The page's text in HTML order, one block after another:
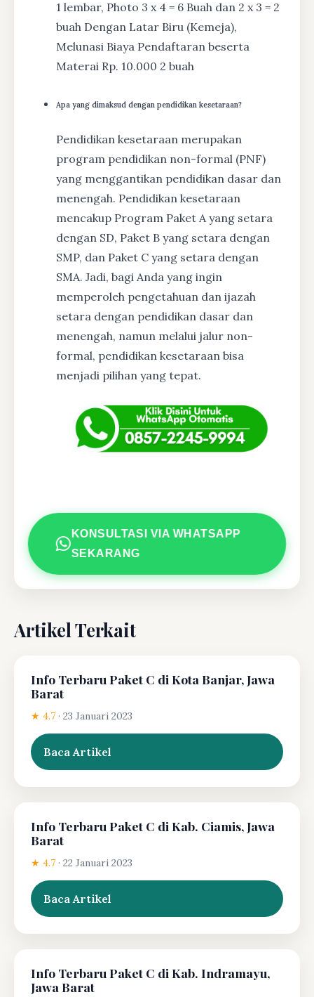
1 lembar, Photo 3 x 4 = 6 Buah dan 2 x 3 = 2
buah Dengan Latar Biru (Kemeja),
Melunasi Biaya Pendaftaran beserta
Materai Rp. 10.000 2 buah
Apa yang dimaksud dengan pendidikan kesetaraan?
Pendidikan kesetaraan merupakan
program pendidikan non-formal (PNF)
yang menggantikan pendidikan dasar dan
menengah. Pendidikan kesetaraan
mencakup Program Paket A yang setara
dengan SD, Paket B yang setara dengan
SMP, dan Paket C yang setara dengan
SMA. Jadi, bagi Anda yang ingin
memperoleh pengetahuan dan ijazah
setara dengan pendidikan dasar dan
menengah, namun melalui jalur non-
formal, pendidikan kesetaraan bisa
menjadi pilihan yang tepat.
KONSULTASI VIA WHATSAPP
SEKARANG
Artikel Terkait
Info Terbaru Paket C di Kota Banjar, Jawa
Barat
★ 4.7 · 23 Januari 2023
Baca Artikel
Info Terbaru Paket C di Kab. Ciamis, Jawa
Barat
★ 4.7 · 22 Januari 2023
Baca Artikel
Info Terbaru Paket C di Kab. Indramayu,
Jawa Barat